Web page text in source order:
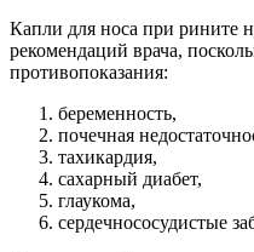
Капли для носа при рините
рекомендаций врача,
противопоказания:
беременность,
почечная
тахикардия,
сахарный диабет,
глаукома,
сердечнососудистые